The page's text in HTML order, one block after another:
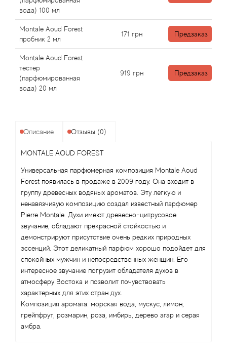
вода) 100 мл
Montale Aoud Forest
пробник 2 мл
171 грн Предзаказ
Montale Aoud Forest
тестер
(парфюмированная
вода) 20 мл
919 грн Предзаказ
Описание Отзывы (0)
MONTALE AOUD FOREST
Универсальная парфюмерная композиция Montale Aoud
Forest появилась в продаже в 2009 году. Она входит в
группу древесных водяных ароматов. Эту легкую и
ненавязчивую композицию создал известный парфюмер
Pierre Montale. Духи имеют древесно-цитрусовое
звучание, обладают прекрасной стойкостью и
демонстрируют присутствие очень редких природных
эссенций. Этот деликатный парфюм хорошо подойдет для
спокойных мужчин и непосредственных женщин. Его
интересное звучание погрузит обладателя духов в
атмосферу Востока и позволит почувствовать
характерных для этих стран дух.
Композиция аромата: морская вода, мускус, лимон,
грейпфрут, розмарин, роза, имбирь, дерево агар и серая
амбра.
Anna Sui
Annayake
Anne Fontaine
Antonio Puig
Antonio Visconti
Arabesque Perfumes
Arabiyat
Aramis
Ariana Grande